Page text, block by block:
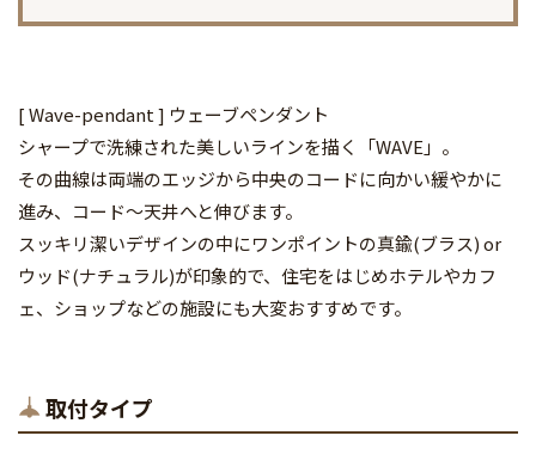
[ Wave-pendant ] ウェーブペンダント
シャープで洗練された美しいラインを描く「WAVE」。
その曲線は両端のエッジから中央のコードに向かい緩やかに
進み、コード～天井へと伸びます。
スッキリ潔いデザインの中にワンポイントの真鍮(ブラス) or
ウッド(ナチュラル)が印象的で、住宅をはじめホテルやカフ
ェ、ショップなどの施設にも大変おすすめです。
取付タイプ